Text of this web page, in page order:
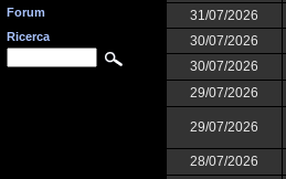
Forum
Ricerca
31/07/2026
30/07/2026
30/07/2026
29/07/2026
29/07/2026
28/07/2026